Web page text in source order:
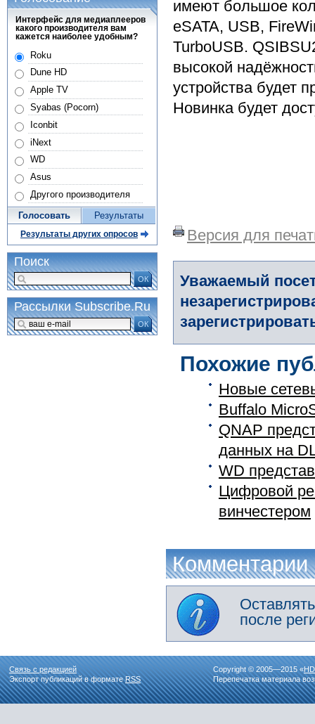
имеют большое
eSATA, USB,
TurboUSB.
высокой
устройства будет
Новинка будет
Версия для
Уважаемый
Похожие
Новые
Buffalo
QNAP
данных на
WD
Цифровой
винчестером
Комментарии
после
Интерфейс для медиаплееров
какого производителя вам
кажется наиболее удобным?
Roku
Dune HD
Apple TV
Syabas (Pocorn)
Iconbit
iNext
WD
Asus
Другого производителя
Голосовать Результаты
Результаты других опросов
Поиск
ОК
Рассылки Subscribe.Ru
ОК
Связь с редакцией
Экспорт публикаций в форматеRSS
Copyright © 2005—2015 «
Перепечатка материала